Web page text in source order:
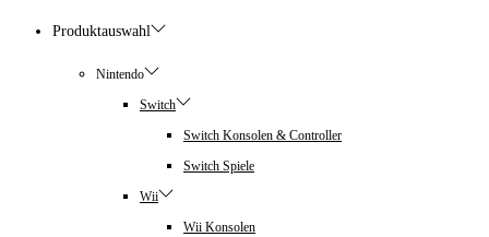
Produktauswahl
Nintendo
Switch
Switch Konsolen & Controller
Switch Spiele
Wii
Wii Konsolen